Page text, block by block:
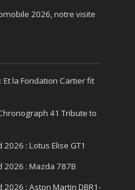
2026, notre visite
Et la Fondation Cartier fit
41 Tribute to
: Lotus Elise GT1
2026 : Mazda 787B
: Aston Martin DBR1-